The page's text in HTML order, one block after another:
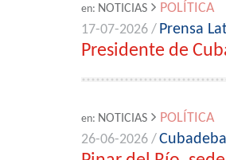
en: NOTICIAS
POLÍTICA
17-07-2026 / Prensa
Presidente de
en: NOTICIAS
POLÍTICA
26-06-2026 /